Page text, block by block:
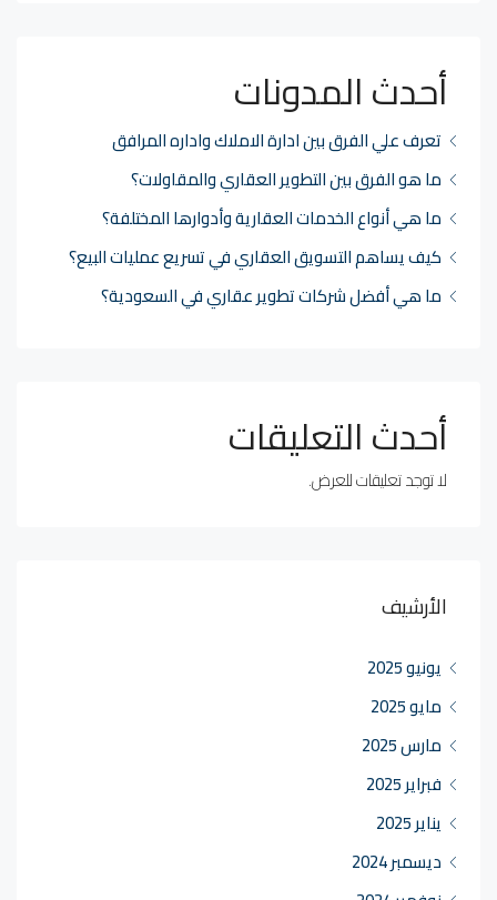
أحدث المدونات
تعرف علي الفرق بين ادارة الاملاك واداره المرافق
ما هو الفرق بين التطوير العقاري والمقاولات؟
ما هي أنواع الخدمات العقارية وأدوارها المختلفة؟
كيف يساهم التسويق العقاري في تسريع عمليات البيع؟
ما هي أفضل شركات تطوير عقاري في السعودية؟
أحدث التعليقات
لا توجد تعليقات للعرض.
الأرشيف
يونيو 2025
مايو 2025
مارس 2025
فبراير 2025
يناير 2025
ديسمبر 2024